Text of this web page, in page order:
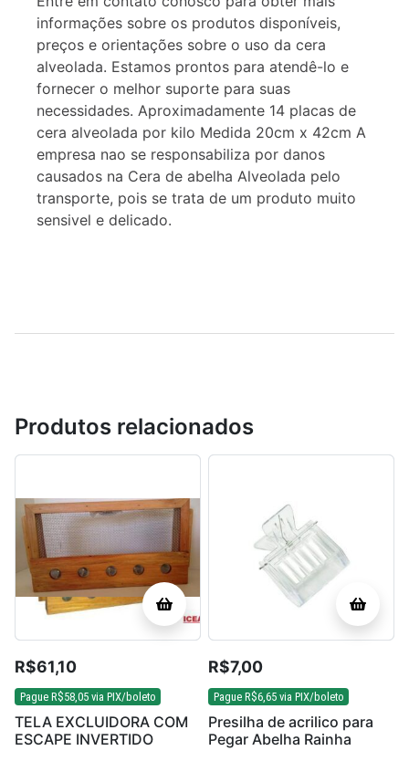
informações sobre os produtos disponíveis,
preços e orientações sobre o uso da cera
alveolada. Estamos prontos para atendê-lo e
fornecer o melhor suporte para suas
necessidades. Aproximadamente 14 placas de
cera alveolada por kilo Medida 20cm x 42cm A
empresa nao se responsabiliza por danos
causados na Cera de abelha Alveolada pelo
transporte, pois se trata de um produto muito
sensivel e delicado.
Produtos relacionados
R$61,10
Pague R$58,05 via PIX/boleto
TELA EXCLUIDORA COM
ESCAPE INVERTIDO
R$7,00
Pague R$6,65 via PIX/boleto
Presilha de acrilico para
Pegar Abelha Rainha